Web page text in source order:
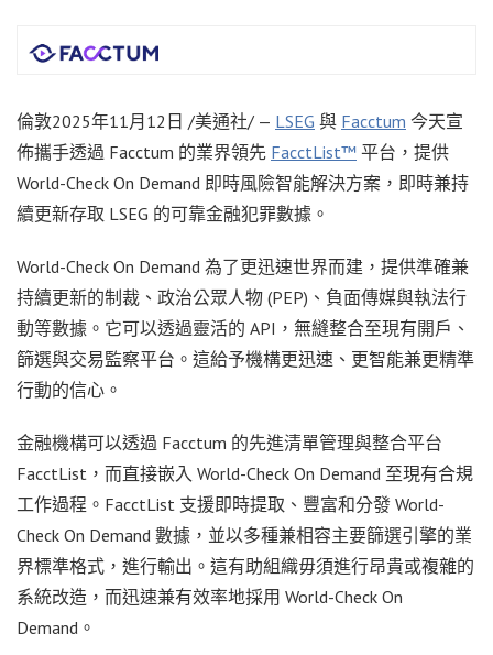
倫敦2025年11月12日 /美通社/ — LSEG 與 Facctum 今天宣
佈攜手透過 Facctum 的業界領先 FacctList™ 平台，提供
World-Check On Demand 即時風險智能解決方案，即時兼持
續更新存取 LSEG 的可靠金融犯罪數據。
World-Check On Demand 為了更迅速世界而建，提供準確兼
持續更新的制裁、政治公眾人物 (PEP)、負面傳媒與執法行
動等數據。它可以透過靈活的 API，無縫整合至現有開戶、
篩選與交易監察平台。這給予機構更迅速、更智能兼更精準
行動的信心。
金融機構可以透過 Facctum 的先進清單管理與整合平台
FacctList，而直接嵌入 World-Check On Demand 至現有合規
工作過程。FacctList 支援即時提取、豐富和分發 World-
Check On Demand 數據，並以多種兼相容主要篩選引擎的業
界標準格式，進行輸出。這有助組織毋須進行昂貴或複雜的
系統改造，而迅速兼有效率地採用 World-Check On
Demand。